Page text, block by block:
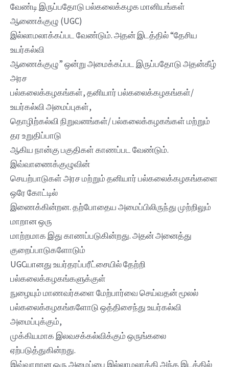
வேண்டி இருப்பதோடு பல்கலைக்கழக மானியங்கள்
ஆணைக்குழு (UGC)
இல்லாமலாக்கப்பட வேண்டும். அதன் இடத்தில் “தேசிய
உயர்கல்வி
ஆணைக்குழு” ஒன்று அமைக்கப்பட இருப்பதோடு அதன்கீழ்
அரச
பல்கலைக்கழகங்கள், தனியார் பல்கலைக்கழகங்கள்/
உயர்கல்வி அமைப்புகள்,
தொழிற்கல்வி நிறுவனங்கள்/ பல்கலைக்கழகங்கள் மற்றும்
தர உறுதிப்பாடு
ஆகிய நான்கு பகுதிகள் காணப்பட வேண்டும்.
இவ்வாணைக்குழுவின்
செயற்பாடுகள் அரச மற்றும் தனியார் பல்கலைக்கழகங்களை
ஒரே கோட்டில்
இணைக்கின்றன. தற்போதைய அமைப்பிலிருந்து முற்றிலும்
மாறான ஒரு
மாற்றமாக இது காணப்படுகின்றது. அதன் அனைத்து
குறைப்பாடுகளோடும்
UGCயானது உயர்தரப்பரீட்சையில் தேற்றி
பல்கலைக்கழகங்களுக்குள்
நுழையும் மாணவர்களை மேற்பார்வை செய்வதன் மூலல்
பல்கலைக்கழகங்களோடு ஒத்திசைந்து உயர்கல்வி
அமைப்புக்கும்,
முக்கியமாக இலவசக்கல்விக்கும் ஒருங்கலை
ஏற்படுத்துகின்றது.
இவ்வாறான ஒரு அமைப்பை இல்லாமலாக்கி அந்த இடத்தில்